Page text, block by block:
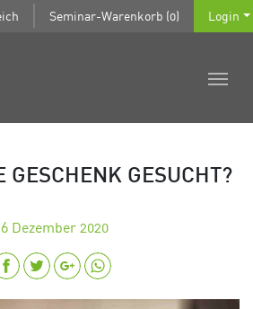
Seminar-Warenkorb (0) Login
GESCHENK GESUCHT?
Dezember 2020